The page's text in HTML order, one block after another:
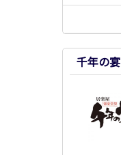
千年の